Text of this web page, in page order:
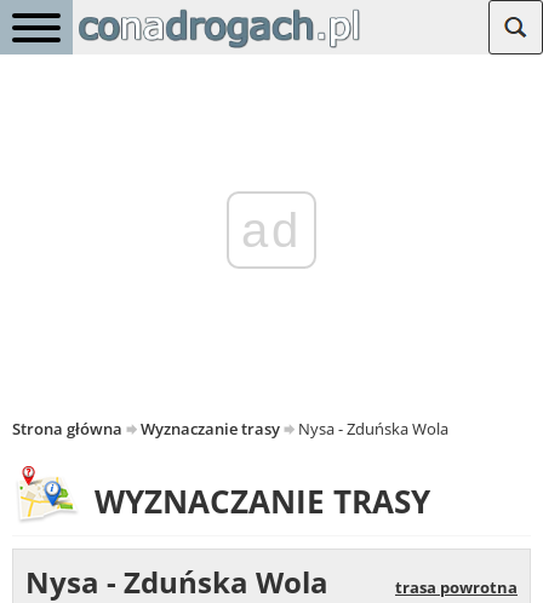
ad
Strona główna Wyznaczanie trasy Nysa - Zduńska Wola
WYZNACZANIE TRASY
Nysa - Zduńska Wola trasa powrotna